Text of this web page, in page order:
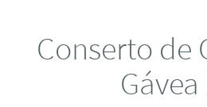
Conserto de
Gávea